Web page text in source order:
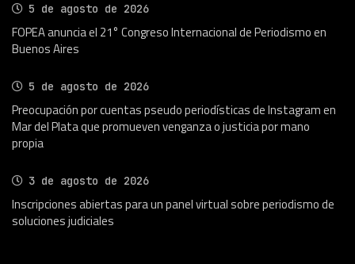
5 de agosto de 2026
FOPEA anuncia el 21° Congreso Internacional de Periodismo en
Buenos Aires
5 de agosto de 2026
Preocupación por cuentas pseudo periodísticas de Instagram en
Mar del Plata que promueven venganza o justicia por mano
propia
3 de agosto de 2026
Inscripciones abiertas para un panel virtual sobre periodismo de
soluciones judiciales